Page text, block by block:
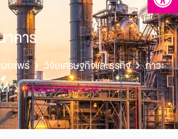
าคาร
ยแพร่ วิจัยเศรษฐกิจและธุรกิจ
ภาวะ
า
การเงินการธนาคาร